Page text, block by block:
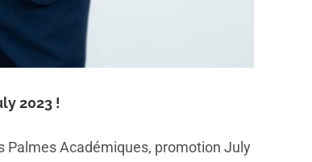
2023 !
Palmes Académiques, promotion July